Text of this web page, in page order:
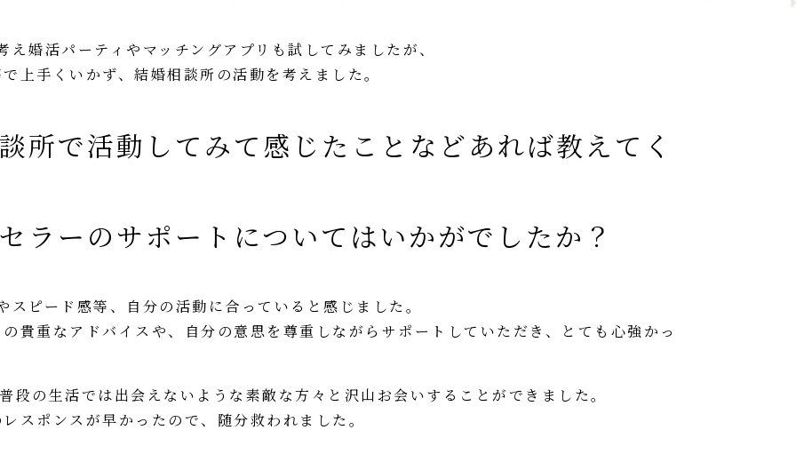
婚活パーティやマッチングアプリも試してみましたが、
上手くいかず、結婚相談所の活動を考えました。
所で活動してみて感じたことなどあれば教えてく
ラーのサポートについてはいかがでしたか？
ピード感等、自分の活動に合っていると感じました。
貴重なアドバイスや、自分の意思を尊重しながらサポートしていただき、とても心強かっ
段の生活では出会えないような素敵な方々と沢山お会いすることができました。
スポンスが早かったので、随分救われました。